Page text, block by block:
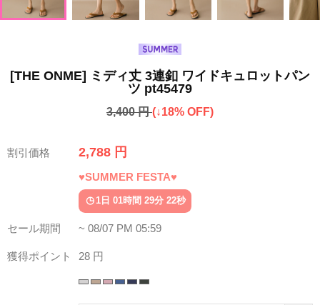
[THE ONME] ミディ丈 3連釦 ワイドキュロットパン
ツ pt45479
3,400 円(↓18% OFF)
割引価格 2,788 円
♥SUMMER FESTA♥
1日 01時間 29分 17秒
セール期間 ~ 08/07 PM 05:59
獲得ポイント 28 円